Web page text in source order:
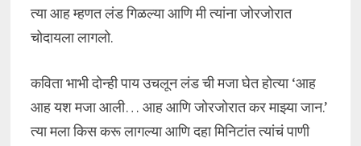
त्या आह म्हणत लंड गिळल्या आणि मी त्यांना जोरजोरात
चोदायला लागलो.
कविता भाभी दोन्ही पाय उचलून लंड ची मजा घेत होत्या ‘आह
आह यश मजा आली… आह आणि जोरजोरात कर माझ्या जान.’
त्या मला किस करू लागल्या आणि दहा मिनिटांत त्यांचं पाणी